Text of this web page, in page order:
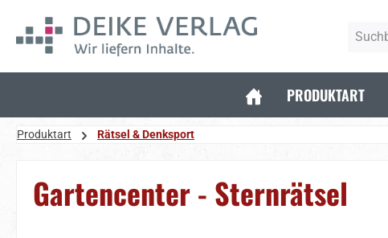
Hauptinhalt springen
Zur Suche springen
Zur Hauptnavigation springen
PRODUKTART
Produktart Rätsel & Denksport
Gartencenter - Sternrätsel